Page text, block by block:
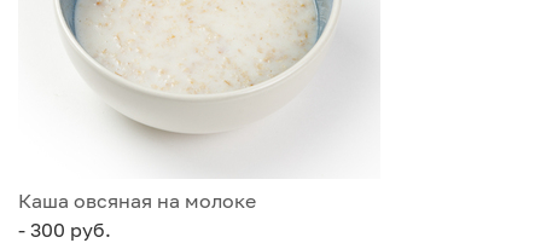
Каша овсяная на молоке
- 300 руб.